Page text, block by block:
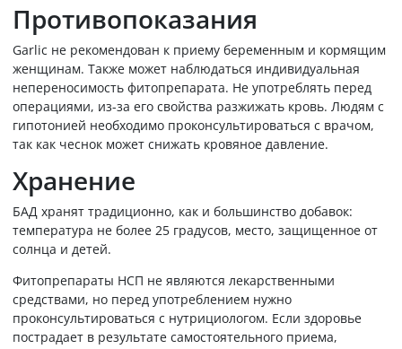
Противопоказания
Garlic не рекомендован к приему беременным и кормящим
женщинам. Также может наблюдаться индивидуальная
непереносимость фитопрепарата. Не употреблять перед
операциями, из-за его свойства разжижать кровь. Людям с
гипотонией необходимо проконсультироваться с врачом,
так как чеснок может снижать кровяное давление.
Хранение
БАД хранят традиционно, как и большинство добавок:
температура не более 25 градусов, место, защищенное от
солнца и детей.
Фитопрепараты НСП не являются лекарственными
средствами, но перед употреблением нужно
проконсультироваться с нутрициологом. Если здоровье
пострадает в результате самостоятельного приема,